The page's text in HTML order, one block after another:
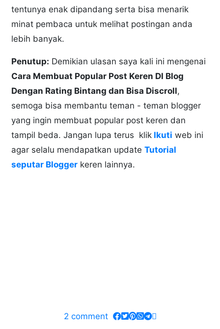
tentunya enak dipandang serta bisa menarik
minat pembaca untuk melihat postingan anda
lebih banyak.
Penutup: Demikian ulasan saya kali ini mengenai
Cara Membuat Popular Post Keren DI Blog
Dengan Rating Bintang dan Bisa Discroll,
semoga bisa membantu teman - teman blogger
yang ingin membuat popular post keren dan
tampil beda. Jangan lupa terus klik Ikuti web ini
agar selalu mendapatkan updateTutorial
seputar Blogger keren lainnya.
2 comment